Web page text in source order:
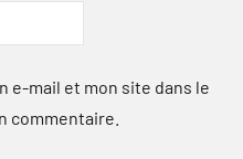
e-mail et mon site dans le
commentaire.